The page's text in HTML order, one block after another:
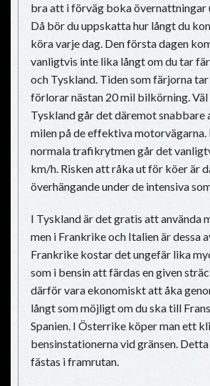
bra att i förväg boka övernattningar
Då bör du uppskatta hur långt du
köra varje dag. Den första dagen
vanligtvis inte lika långt om du tar
och Tyskland. Tiden som färjorna
förlorar nästan 20 mil bilkörning.
Tyskland går det däremot snabbare
milen på de effektiva motorvägarna.
normala trafikrytmen går det
km/h. Risken att råka ut för köer är
överhängande under de intensiva
I Tyskland är det gratis att använda
men i Frankrike och Italien är dessa
Frankrike kostar det ungefär lika
som i bensin att färdas en given
därför vara ekonomiskt att åka
långt som möjligt om du ska till
Spanien. I Österrike köper man ett
bensinstationerna vid gränsen. Detta
fästas i framrutan.